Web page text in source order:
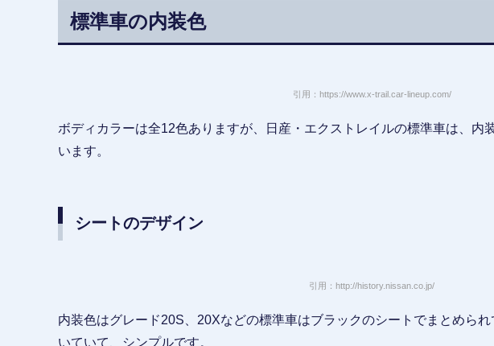
標準車の内装色
引用：https://www.x-trail.car-lineup.com/
ボディカラーは全12色ありますが、日産・エクストレイルの標準車は、内
います。
シートのデザイン
引用：http://history.nissan.co.jp/
内装色はグレード20S、20Xなどの標準車はブラックのシートでまとめら
いていて、シンプルです。